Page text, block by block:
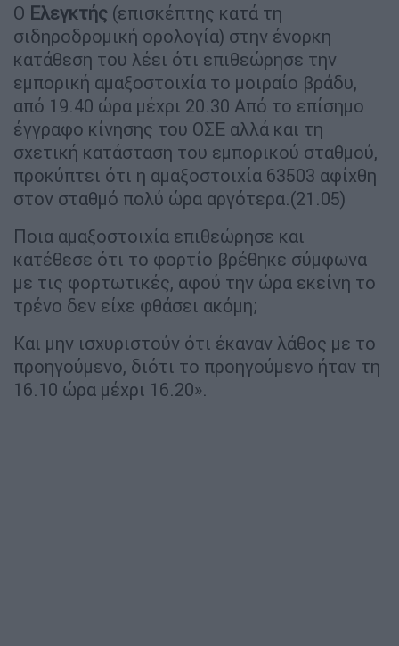
Ο Ελεγκτής (επισκέπτης κατά τη
σιδηροδρομική ορολογία) στην ένορκη
κατάθεση του λέει ότι επιθεώρησε την
εμπορική αμαξοστοιχία το μοιραίο βράδυ,
από 19.40 ώρα μέχρι 20.30 Από το επίσημο
έγγραφο κίνησης του ΟΣΕ αλλά και τη
σχετική κατάσταση του εμπορικού σταθμού,
προκύπτει ότι η αμαξοστοιχία 63503 αφίχθη
στον σταθμό πολύ ώρα αργότερα.(21.05)
Ποια αμαξοστοιχία επιθεώρησε και
κατέθεσε ότι το φορτίο βρέθηκε σύμφωνα
με τις φορτωτικές, αφού την ώρα εκείνη το
τρένο δεν είχε φθάσει ακόμη;
Και μην ισχυριστούν ότι έκαναν λάθος με το
προηγούμενο, διότι το προηγούμενο ήταν τη
16.10 ώρα μέχρι 16.20».